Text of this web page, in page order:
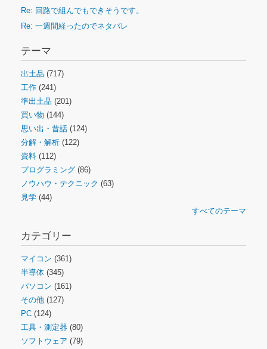
Re: 回路で組んでもできそうです。
Re: 一週間経ったのでネタバレ
テーマ
出土品 (717)
工作 (241)
準出土品 (201)
買い物 (144)
思い出・昔話 (124)
分解・解析 (122)
資料 (112)
プログラミング (86)
ノウハウ・テクニック (63)
見学 (44)
すべてのテーマ
カテゴリー
マイコン (361)
半導体 (345)
パソコン (161)
その他 (127)
PC (124)
工具・測定器 (80)
ソフトウェア (79)